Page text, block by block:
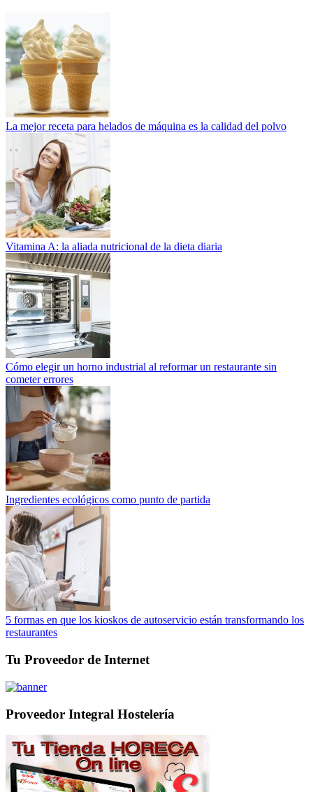
La mejor receta para helados de máquina es la calidad del polvo
Vitamina A: la aliada nutricional de la dieta diaria
Cómo elegir un horno industrial al reformar un restaurante sin
cometer errores
Ingredientes ecológicos como punto de partida
5 formas en que los kioskos de autoservicio están transformando los
restaurantes
Tu Proveedor de Internet
Proveedor Integral Hostelería